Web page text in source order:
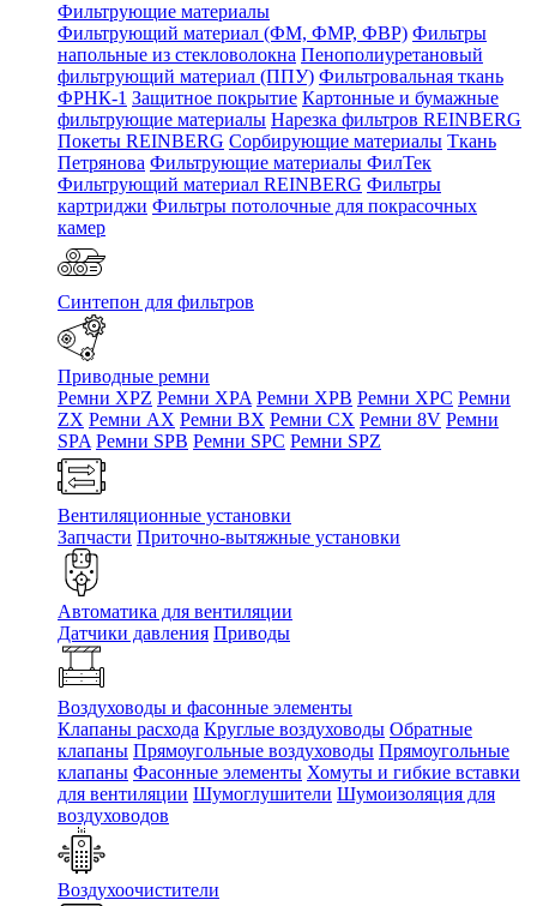
Фильтрующие материалы
Фильтрующий материал (ФМ, ФМР, ФВР) Фильтры
напольные из стекловолокна Пенополиуретановый
фильтрующий материал (ППУ) Фильтровальная ткань
ФРНК-1 Защитное покрытие Картонные и бумажные
фильтрующие материалы Нарезка фильтров REINBERG
Покеты REINBERG Сорбирующие материалы Ткань
Петрянова Фильтрующие материалы ФилТек
Фильтрующий материал REINBERG Фильтры
картриджи Фильтры потолочные для покрасочных
камер
Синтепон для фильтров
Приводные ремни
Ремни XPZ Ремни XPA Ремни XPB Ремни XPC Ремни
ZX Ремни AX Ремни BX Ремни CX Ремни 8V Ремни
SPA Ремни SPB Ремни SPC Ремни SPZ
Вентиляционные установки
Запчасти Приточно-вытяжные установки
Автоматика для вентиляции
Датчики давления Приводы
Воздуховоды и фасонные элементы
Клапаны расхода Круглые воздуховоды Обратные
клапаны Прямоугольные воздуховоды Прямоугольные
клапаны Фасонные элементы Хомуты и гибкие вставки
для вентиляции Шумоглушители Шумоизоляция для
воздуховодов
Воздухоочистители